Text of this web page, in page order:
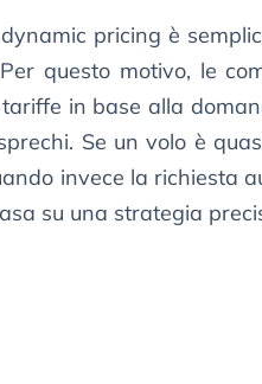
pricing è
questo motivo, le
in base alla
Se un volo è
invece la richiesta
su una strategia